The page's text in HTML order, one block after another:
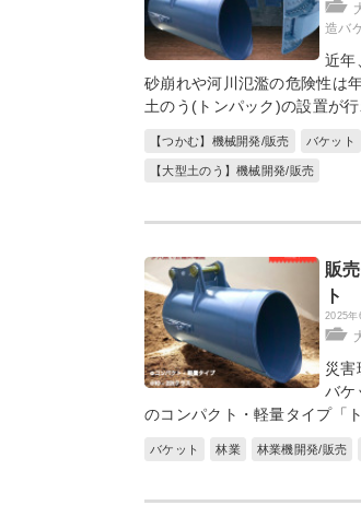
造バ
近年
砂崩れや河川氾濫の危険性は
土のう(トンパック)の設置が
【つかむ】機械開発/販売 バケット
【大型土のう】機械開発/販売
販
ト
2025年
災害
バケ
のコンパクト・軽量タイプ「
バケット 林業 林業機開発/販売